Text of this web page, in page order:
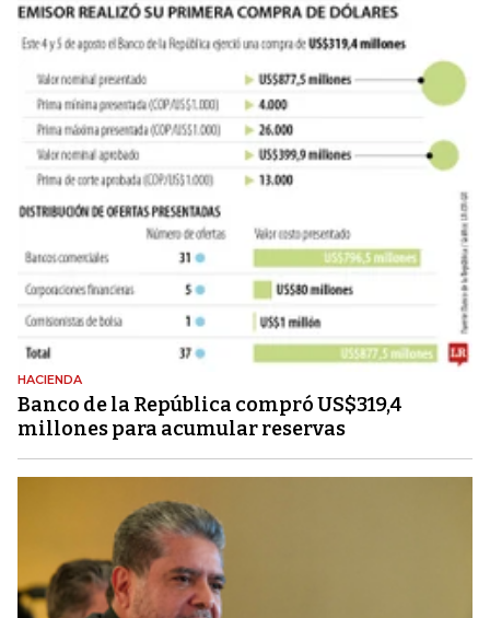
HACIENDA
Banco de la República compró US$319,4
millones para acumular reservas